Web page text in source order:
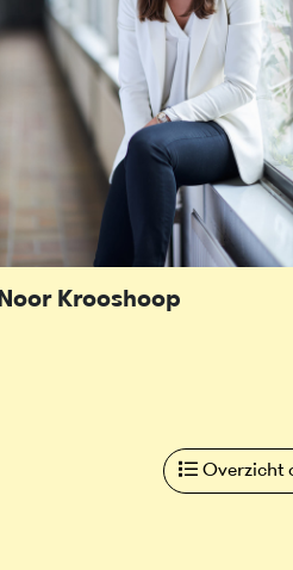
Noor Krooshoop
Overzicht